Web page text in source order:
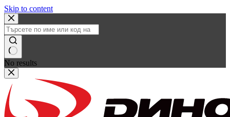
Skip to content
No results